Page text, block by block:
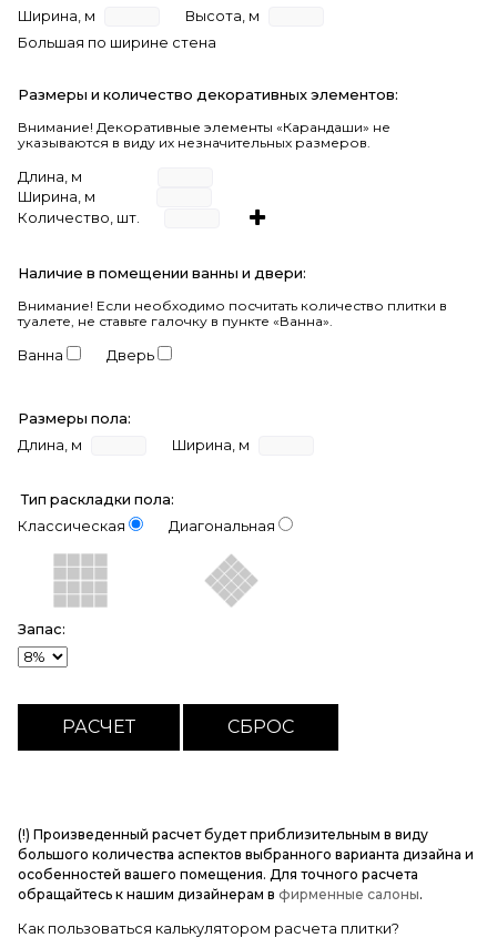
Ширина, м
Высота, м
Большая по ширине стена
Размеры и количество декоративных элементов:
Внимание! Декоративные элементы «Карандаши» не
указываются в виду их незначительных размеров.
Длина, м
Ширина, м
Количество, шт.
Наличие в помещении ванны и двери:
Внимание! Если необходимо посчитать количество плитки в
туалете, не ставьте галочку в пункте «Ванна».
Ванна Дверь
Размеры пола:
Длина, м
Ширина, м
Тип раскладки пола:
Классическая
Диагональная
Запас:
(!) Произведенный расчет будет приблизительным в виду
большого количества аспектов выбранного варианта дизайна и
особенностей вашего помещения. Для точного расчета
обращайтесь к нашим дизайнерам в фирменные салоны.
Как пользоваться калькулятором расчета плитки?